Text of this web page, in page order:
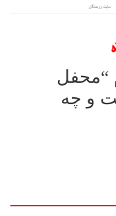
“محفل
و چه